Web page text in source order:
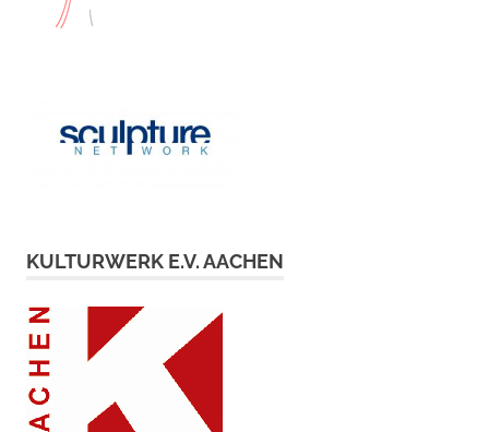
KULTURWERK E.V. AACHEN